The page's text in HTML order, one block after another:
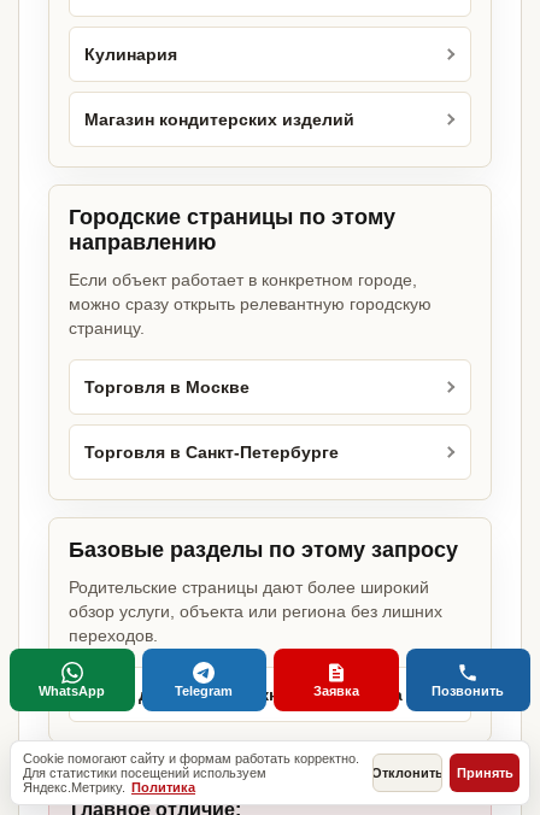
Кулинария
Магазин кондитерских изделий
Городские страницы по этому
направлению
Если объект работает в конкретном городе,
можно сразу открыть релевантную городскую
страницу.
Торговля в Москве
Торговля в Санкт-Петербурге
Базовые разделы по этому запросу
Родительские страницы дают более широкий
обзор услуги, объекта или региона без лишних
переходов.
Какие документы нужны для бизнеса
Главное отличие:
Cookie помогают сайту и формам работать корректно.
Для статистики посещений используем
Яндекс.Метрику. Политика
Отклонить Принять
WhatsApp Telegram Заявка Позвонить